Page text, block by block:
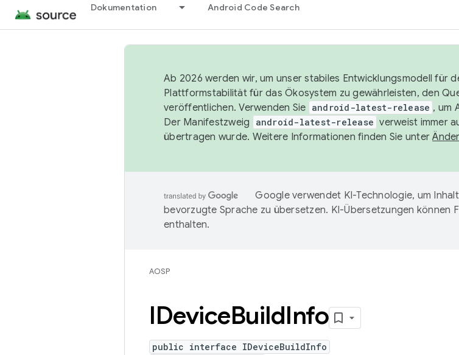
Dokumentation Android Code Search
Ab 2026 werden wir, um unser stabiles Entwicklungsmodell für
Plattformstabilität für das Ökosystem zu gewährleisten, den
veröffentlichen. Verwenden Sie android-latest-release , um
Der Manifestzweig
android-latest-release verweist immer
übertragen wurde. Weitere Informationen finden Sie unter
Google verwendet KI-Technologie, um
bevorzugte Sprache zu übersetzen. KI-Übersetzungen können
enthalten.
AOSP
IDeviceBuildInfo
public interface IDeviceBuildInfo